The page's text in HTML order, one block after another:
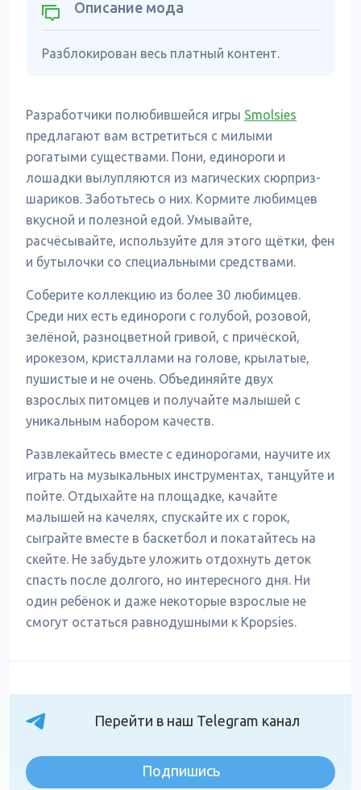
Описание мода
Разблокирован весь платный контент.
Разработчики полюбившейся игры Smolsies
предлагают вам встретиться с милыми
рогатыми существами. Пони, единороги и
лошадки вылупляются из магических сюрприз-
шариков. Заботьтесь о них. Кормите любимцев
вкусной и полезной едой. Умывайте,
расчёсывайте, используйте для этого щётки, фен
и бутылочки со специальными средствами.
Соберите коллекцию из более 30 любимцев.
Среди них есть единороги с голубой, розовой,
зелёной, разноцветной гривой, с причёской,
ирокезом, кристаллами на голове, крылатые,
пушистые и не очень. Объединяйте двух
взрослых питомцев и получайте малышей с
уникальным набором качеств.
Развлекайтесь вместе с единорогами, научите их
играть на музыкальных инструментах, танцуйте и
пойте. Отдыхайте на площадке, качайте
малышей на качелях, спускайте их с горок,
сыграйте вместе в баскетбол и покатайтесь на
скейте. Не забудьте уложить отдохнуть деток
спасть после долгого, но интересного дня. Ни
один ребёнок и даже некоторые взрослые не
смогут остаться равнодушными к Kpopsies.
Перейти в наш Telegram канал
Подпишись